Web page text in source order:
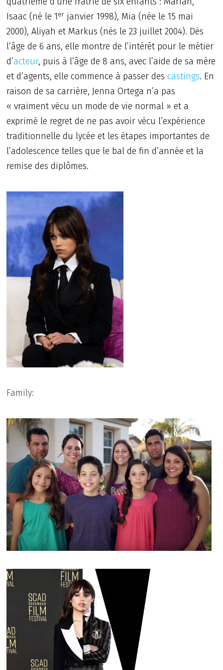
Isaac (né le 1er janvier 1998), Mia (née le 15 mai
2000), Aliyah et Markus (nés le 23 juillet 2004). Dès
l’âge de 6 ans, elle montre de l’intérêt pour le métier
d’acteur, puis à l’âge de 8 ans, avec l’aide de sa mère
et d’agents, elle commence à passer descastings. En
raison de sa carrière, Jenna Ortega n’a pas
« vraiment vécu un mode de vie normal » et a
exprimé le regret de ne pas avoir vécu l’expérience
traditionnelle du lycée et les étapes importantes de
l’adolescence telles que le bal de fin d’année et la
remise des diplômes.
Family: